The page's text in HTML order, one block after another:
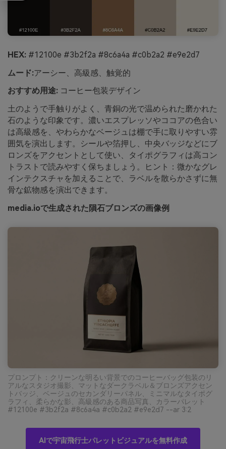
HEX: #12100e #3b2f2a #8c6a4a #c0b2a2 #e9e2d7
ムード:アーシー、高級感、触覚的
おすすめ用途: コーヒー包装デザイン
土のようで手触りがよく、青銅の光で温められた磨かれた
石のような印象です。濃いエスプレッソやココアの色合い
は高級感を、やわらかなベージュは棚で手に取りやすい雰
囲気を演出します。シールや箔押し、中央バッジなどにブ
ロンズをアクセントとして使い、タイポグラフィは高コン
トラストで読みやすく保ちましょう。ヒント：微かなグレ
インテクスチャを加えることで、ラベルを散らかさずに無
骨な鉱物感を演出できます。
media.ioで生成された隕石ブロンズの画像例
プロンプト：クリーンな明るい背景でのコーヒーバッグ包装のリ
アルなスタジオ撮影、マットなダークラベル＆ブロンズアクセン
トバッジ、ベージュのセカンダリーパネル、ミニマルなタイポグ
ラフィ、柔らかな影、高級感のある商品写真、カラーパレット
#12100e #3b2f2a #8c6a4a #c0b2a2 #e9e2d7 --ar 3:2
AIで宇宙飛行士パレットビジュアルを無料作成